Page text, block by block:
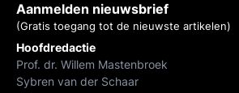
Aanmelden nieuwsbrief
(Gratis toegang tot de nieuwste artikelen)
Hoofdredactie
Prof. dr. Willem Mastenbroek
Sybren van der Schaar